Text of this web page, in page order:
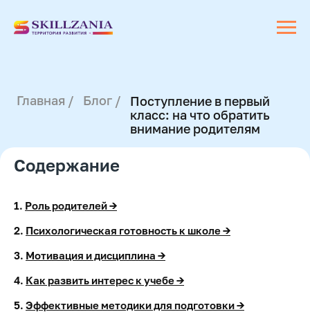
Содержание
1. Роль родителей →
2. Психологическая готовность к школе →
3. Мотивация и дисциплина →
4. Как развить интерес к учебе →
5. Эффективные методики для подготовки →